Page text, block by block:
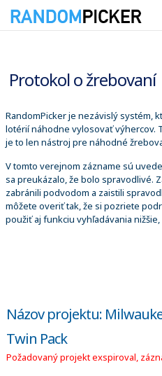
Protokol o žrebovaní
RandomPicker je nezávislý systém,
lotérií náhodne vylosovať výhercov.
je to len nástroj pre náhodné
V tomto verejnom zázname sú
sa preukázalo, že bolo spravodlivé.
zabránili podvodom a zaistili
môžete overiť tak, že si pozriete
použiť aj funkciu vyhľadávania
Názov projektu:
Twin Pack
Požadovaný projekt exspiroval,